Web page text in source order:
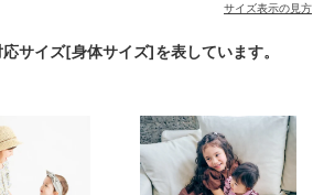
サイズ表示の見方
イズ[身体サイズ]を表しています。